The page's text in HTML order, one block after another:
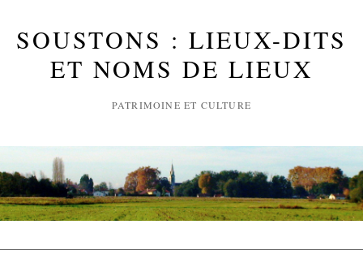
SOUSTONS : LIEUX-DITS
ET NOMS DE LIEUX
PATRIMOINE ET CULTURE